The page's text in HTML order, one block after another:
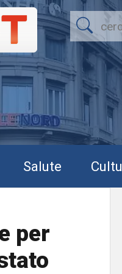
Salute
per